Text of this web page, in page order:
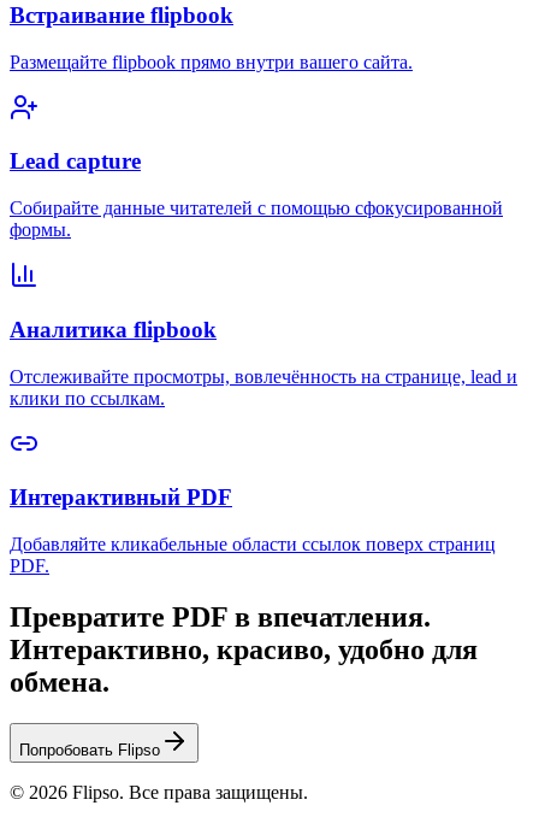
Встраивание flipbook
Размещайте flipbook прямо внутри вашего сайта.
Lead capture
Собирайте данные читателей с помощью сфокусированной
формы.
Аналитика flipbook
Отслеживайте просмотры, вовлечённость на странице, lead и
клики по ссылкам.
Интерактивный PDF
Добавляйте кликабельные области ссылок поверх страниц
PDF.
Превратите PDF в впечатления.
Интерактивно, красиво, удобно для
обмена.
Попробовать Flipso
© 2026 Flipso. Все права защищены.